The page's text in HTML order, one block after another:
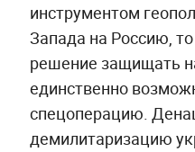
инструментом
Запада на Россию,
решение защищать
единственно
спецоперацию.
демилитаризацию